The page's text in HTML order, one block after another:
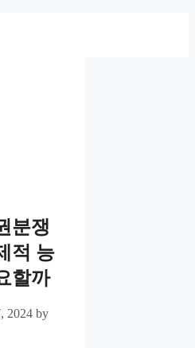
분쟁
적 능
할까
2024 by